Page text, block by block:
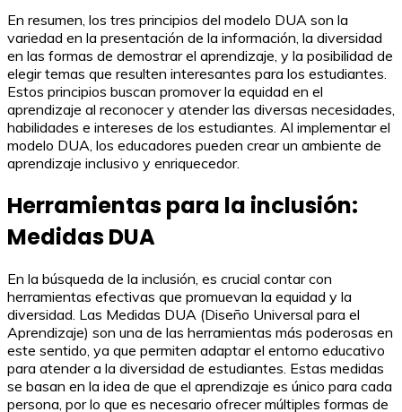
En resumen, los tres principios del modelo DUA son la
variedad en la presentación de la información, la diversidad
en las formas de demostrar el aprendizaje, y la posibilidad de
elegir temas que resulten interesantes para los estudiantes.
Estos principios buscan promover la equidad en el
aprendizaje al reconocer y atender las diversas necesidades,
habilidades e intereses de los estudiantes. Al implementar el
modelo DUA, los educadores pueden crear un ambiente de
aprendizaje inclusivo y enriquecedor.
Herramientas para la inclusión:
Medidas DUA
En la búsqueda de la inclusión, es crucial contar con
herramientas efectivas que promuevan la equidad y la
diversidad. Las Medidas DUA (Diseño Universal para el
Aprendizaje) son una de las herramientas más poderosas en
este sentido, ya que permiten adaptar el entorno educativo
para atender a la diversidad de estudiantes. Estas medidas
se basan en la idea de que el aprendizaje es único para cada
persona, por lo que es necesario ofrecer múltiples formas de